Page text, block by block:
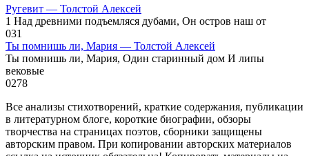
Ругевит — Толстой Алексей
1 Над древними подъемляся дубами, Он остров наш от
031
Ты помнишь ли, Мария — Толстой Алексей
Ты помнишь ли, Мария, Один старинный дом И липы
вековые
0278
Все анализы стихотворений, краткие содержания, публикации
в литературном блоге, короткие биографии, обзоры
творчества на страницах поэтов, сборники защищены
авторским правом. При копировании авторских материалов